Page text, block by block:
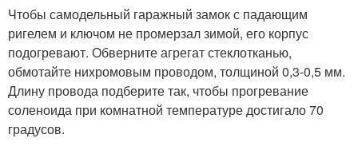
Чтобы самодельный гаражный замок с падающим
ригелем и ключом не промерзал зимой, его корпус
подогревают. Обверните агрегат стеклотканью,
обмотайте нихромовым проводом, толщиной 0,3-0,5 мм.
Длину провода подберите так, чтобы прогревание
соленоида при комнатной температуре достигало 70
градусов.